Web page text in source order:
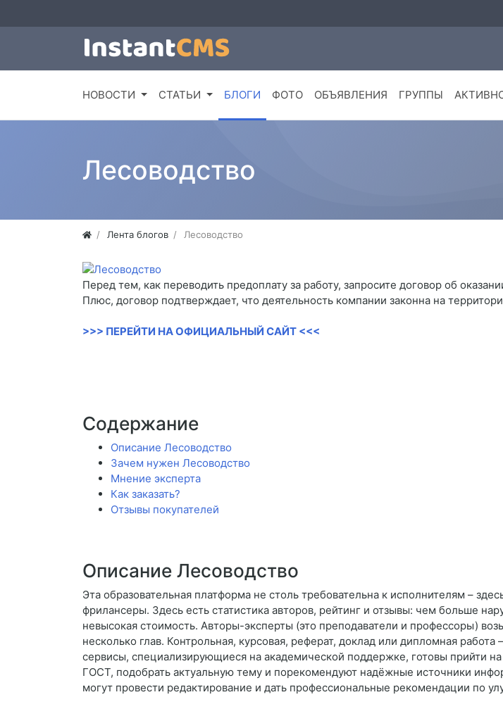
НОВОСТИ СТАТЬИ БЛОГИ ФОТО ОБЪЯВЛЕНИЯ ГРУППЫ
Лесоводство
Лента блогов Лесоводство
Перед тем, как переводить предоплату за работу, запросите договор об
Плюс, договор подтверждает, что деятельность компании законна на
>>> ПЕРЕЙТИ НА ОФИЦИАЛЬНЫЙ САЙТ <<<
Содержание
Описание Лесоводство
Зачем нужен Лесоводство
Мнение эксперта
Как заказать?
Отзывы покупателей
Описание Лесоводство
Эта образовательная платформа не столь требовательна к исполнителям –
фрилансеры. Здесь есть статистика авторов, рейтинг и отзывы: чем больше
невысокая стоимость. Авторы-эксперты (это преподаватели и профессоры)
несколько глав. Контрольная, курсовая, реферат, доклад или дипломная
сервисы, специализирующиеся на академической поддержке, готовы прийти
ГОСТ, подобрать актуальную тему и порекомендуют надёжные источники
могут провести редактирование и дать профессиональные рекомендации по